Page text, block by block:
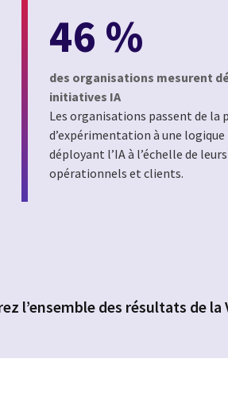
46 %
des organisations mesurent
initiatives IA
Les organisations passent de la
d’expérimentation à une logique
déployant l’IA à l’échelle de
opérationnels et clients.
l’ensemble des résultats de